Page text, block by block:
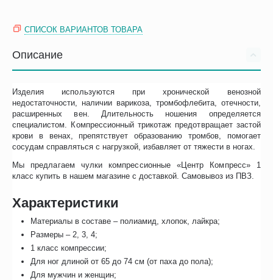
СПИСОК ВАРИАНТОВ ТОВАРА
Описание
Изделия используются при хронической венозной
недостаточности, наличии варикоза, тромбофлебита, отечности,
расширенных вен. Длительность ношения определяется
специалистом. Компрессионный трикотаж предотвращает застой
крови в венах, препятствует образованию тромбов, помогает
сосудам справляться с нагрузкой, избавляет от тяжести в ногах.
Мы предлагаем чулки компрессионные «Центр Компресс» 1
класс купить в нашем магазине с доставкой. Самовывоз из ПВЗ.
Характеристики
Материалы в составе – полиамид, хлопок, лайкра;
Размеры – 2, 3, 4;
1 класс компрессии;
Для ног длиной от 65 до 74 см (от паха до пола);
Для мужчин и женщин;